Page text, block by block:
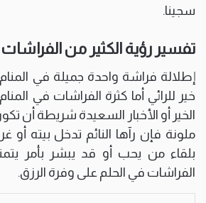
سجينا.
تفسير رؤية الكثير من
إطلالة فراشة واحدة جميلة في
خير للرائي أما كثرة الفراشات في
الخير أو الأخبار السعيدة شريطة أن
ملونة فإن رآها النائم تدخل بيته
بلقاء من يحب أو قد يبشر بأمر
الفراشات في الحلم على وفرة الرزق.